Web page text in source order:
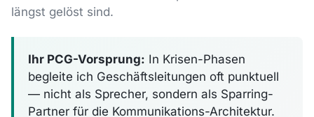
längst gelöst sind.
Ihr PCG-Vorsprung: In Krisen-Phasen
begleite ich Geschäftsleitungen oft punktuell
— nicht als Sprecher, sondern als Sparring-
Partner für die Kommunikations-Architektur.